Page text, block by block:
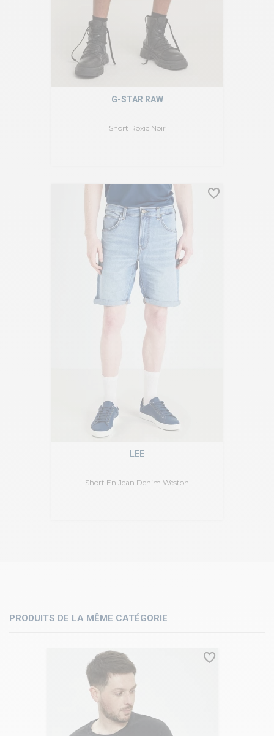
Short Roxic Noir
G-STAR RAW
Short En Jean Denim Weston
LEE
PRODUITS DE LA MÊME CATÉGORIE